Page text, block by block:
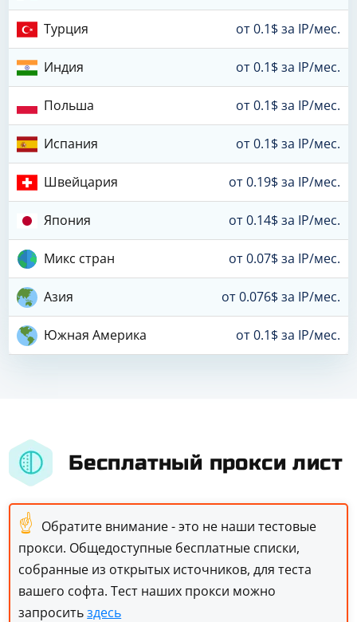
Турция от 0.1$ за IP/мес.
Индия от 0.1$ за IP/мес.
Польша от 0.1$ за IP/мес.
Испания от 0.1$ за IP/мес.
Швейцария от 0.19$ за IP/мес.
Япония от 0.14$ за IP/мес.
Микс стран от 0.07$ за IP/мес.
Азия от 0.076$ за IP/мес.
Южная Америка от 0.1$ за IP/мес.
Бесплатный прокси лист
☝ Обратите внимание - это не наши тестовые
прокси. Общедоступные бесплатные списки,
собранные из открытых источников, для теста
вашего софта. Тест наших прокси можно
запроситьздесь